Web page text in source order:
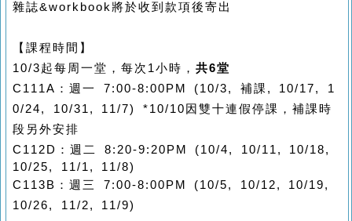
雜誌&workbook將於收到款項後寄出
【課程時間】
10/3起每周一堂，每次1小時， 共6堂
C111A：週一 7:00-8:00PM (10/3, 補課, 10/17, 1
0/24, 10/31, 11/7) *10/10因雙十連假停課，補課時
段另外安排
C112D ：週二 8:20-9:20PM (10/4, 10/11, 10/18,
10/25, 11/1, 11/8)
C113B ： 週三 7:00-8:00PM (10/5, 10/12, 10/19,
10/26, 11/2, 11/9)